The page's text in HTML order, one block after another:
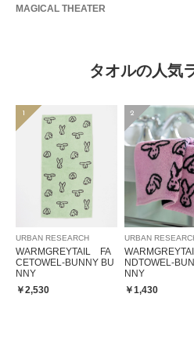
生地の厚みもちょうど良くて、使いやす
可愛い
色：OFF×NAVY/ サイズ：25×25
no name
吸水力があって、肌触りもよくてよかっ
です。
MAGICAL THEATER
タオルの人気
1
URBAN RESEARCH
WARMGREYTAIL FA
CETOWEL-BUNNY BU
NNY
￥2,530
2
URBAN
NDTOWEL-
NNY
￥1,430